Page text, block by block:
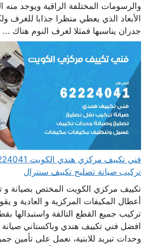
والرسومات المختلفة الراقية ويوجد منه
الأبعاد الذي يعطي منظرا جذابا للغرف
جدران يناسبها فمثلا لغرف النوم هناك ...
تركيب صيانة تصليح تكييف سنترال
تكييف مركزي الكويت المختص بصيانة و
أعطال المكيفات المركزية و العادية و
تركيب جميع القطع التالفة واستبدالها
افضل فني تكييف هندي وباكستاني
وحدات تبريد للابنية، نعمل على تأمين